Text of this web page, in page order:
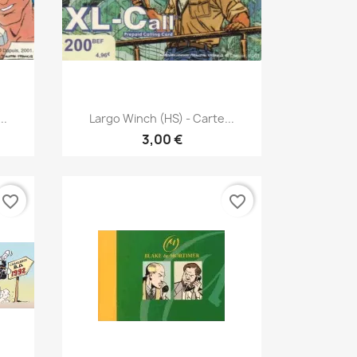
Γρήγορη προβολή
Largo Winch (HS) - Carte...
3,00 €
favorite_border favorite_border